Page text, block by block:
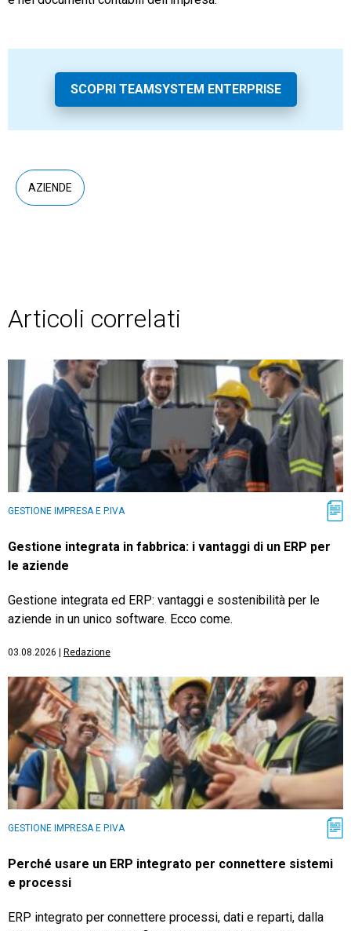
SCOPRI TEAMSYSTEM ENTERPRISE
AZIENDE
Articoli correlati
GESTIONE IMPRESA E P.IVA
Gestione integrata in fabbrica: i vantaggi di un ERP per
le aziende
Gestione integrata ed ERP: vantaggi e sostenibilità per le
aziende in un unico software. Ecco come.
03.08.2026 Redazione
GESTIONE IMPRESA E P.IVA
Perché usare un ERP integrato per connettere sistemi
e processi
ERP integrato per connettere processi, dati e reparti, dalla